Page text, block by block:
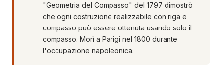
"Geometria del Compasso" del 1797 dimostrò
che ogni costruzione realizzabile con riga e
compasso può essere ottenuta usando solo il
compasso. Morì a Parigi nel 1800 durante
l'occupazione napoleonica.